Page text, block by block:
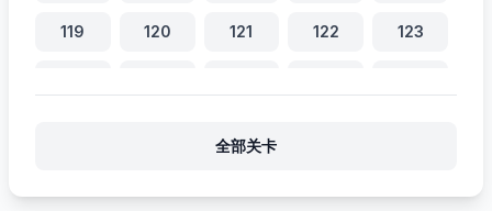
119 120 121 122 123
全部关卡